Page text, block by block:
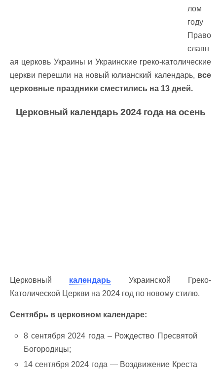
лом
году
Право
славн
ая церковь Украины и Украинские греко-католические
церкви перешли на новый юлианский календарь, все
церковные праздники сместились на 13 дней.
Церковный календарь 2024 года на осень
Церковный календарь Украинской Греко-
Католической Церкви на 2024 год по новому стилю.
Сентябрь в церковном календаре:
8 сентября 2024 года – Рождество Пресвятой
Богородицы;
14 сентября 2024 года — Воздвижение Креста